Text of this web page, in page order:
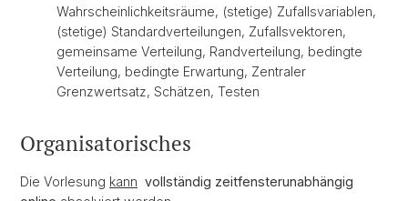
Wahrscheinlichkeitsräume, (stetige) Zufallsvariablen,
(stetige) Standardverteilungen, Zufallsvektoren,
gemeinsame Verteilung, Randverteilung, bedingte
Verteilung, bedingte Erwartung, Zentraler
Grenzwertsatz, Schätzen, Testen
Organisatorisches
Die Vorlesung kann vollständig zeitfensterunabhängig